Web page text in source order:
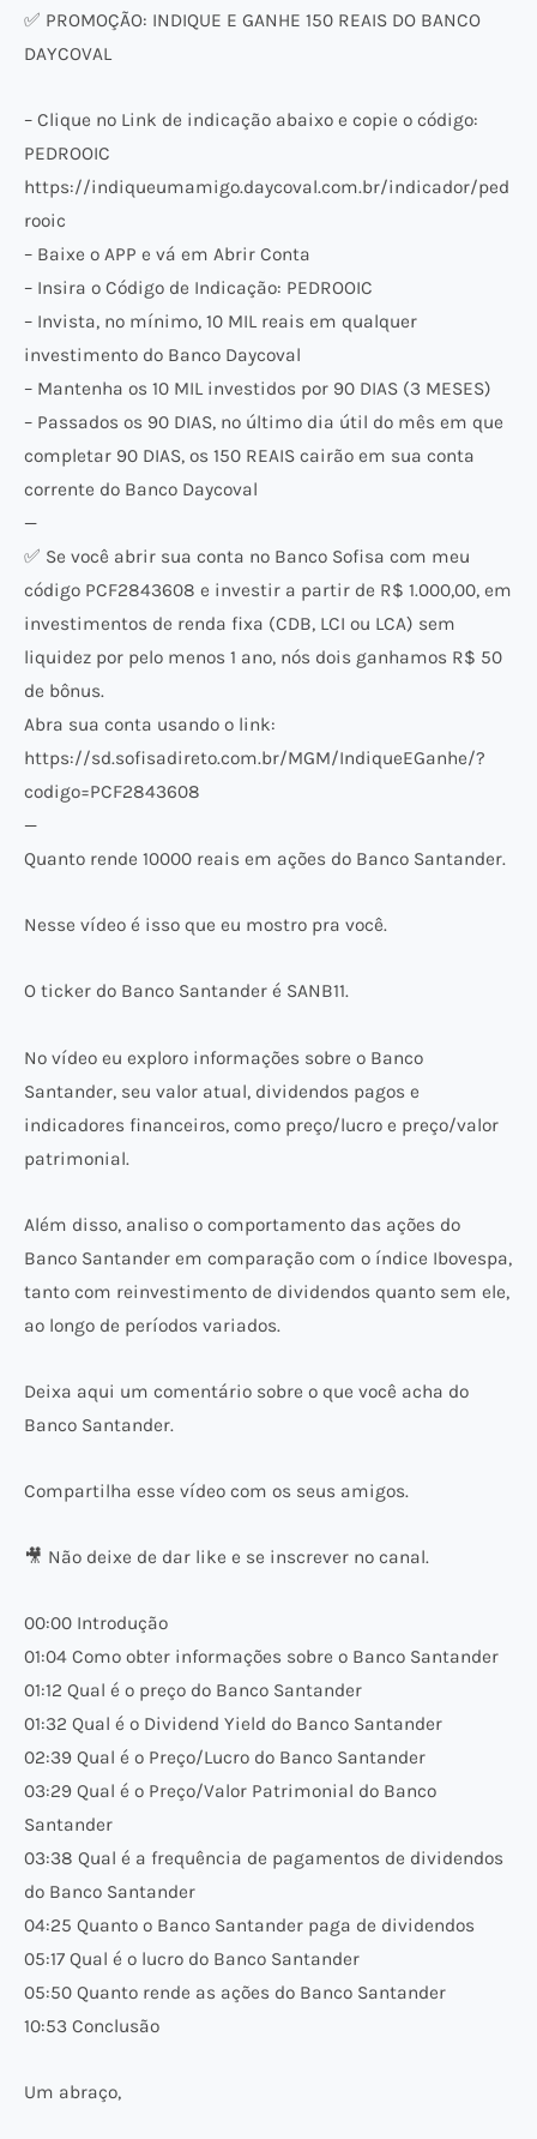
✅ PROMOÇÃO: INDIQUE E GANHE 150 REAIS DO BANCO
DAYCOVAL
– Clique no Link de indicação abaixo e copie o código:
PEDROOIC
https://indiqueumamigo.daycoval.com.br/indicador/ped
rooic
– Baixe o APP e vá em Abrir Conta
– Insira o Código de Indicação: PEDROOIC
– Invista, no mínimo, 10 MIL reais em qualquer
investimento do Banco Daycoval
– Mantenha os 10 MIL investidos por 90 DIAS (3 MESES)
– Passados os 90 DIAS, no último dia útil do mês em que
completar 90 DIAS, os 150 REAIS cairão em sua conta
corrente do Banco Daycoval
—
✅ Se você abrir sua conta no Banco Sofisa com meu
código PCF2843608 e investir a partir de R$ 1.000,00, em
investimentos de renda fixa (CDB, LCI ou LCA) sem
liquidez por pelo menos 1 ano, nós dois ganhamos R$ 50
de bônus.
Abra sua conta usando o link:
https://sd.sofisadireto.com.br/MGM/IndiqueEGanhe/?
codigo=PCF2843608
—
Quanto rende 10000 reais em ações do Banco Santander.
Nesse vídeo é isso que eu mostro pra você.
O ticker do Banco Santander é SANB11.
No vídeo eu exploro informações sobre o Banco
Santander, seu valor atual, dividendos pagos e
indicadores financeiros, como preço/lucro e preço/valor
patrimonial.
Além disso, analiso o comportamento das ações do
Banco Santander em comparação com o índice Ibovespa,
tanto com reinvestimento de dividendos quanto sem ele,
ao longo de períodos variados.
Deixa aqui um comentário sobre o que você acha do
Banco Santander.
Compartilha esse vídeo com os seus amigos.
🎥 Não deixe de dar like e se inscrever no canal.
00:00 Introdução
01:04 Como obter informações sobre o Banco Santander
01:12 Qual é o preço do Banco Santander
01:32 Qual é o Dividend Yield do Banco Santander
02:39 Qual é o Preço/Lucro do Banco Santander
03:29 Qual é o Preço/Valor Patrimonial do Banco
Santander
03:38 Qual é a frequência de pagamentos de dividendos
do Banco Santander
04:25 Quanto o Banco Santander paga de dividendos
05:17 Qual é o lucro do Banco Santander
05:50 Quanto rende as ações do Banco Santander
10:53 Conclusão
Um abraço,